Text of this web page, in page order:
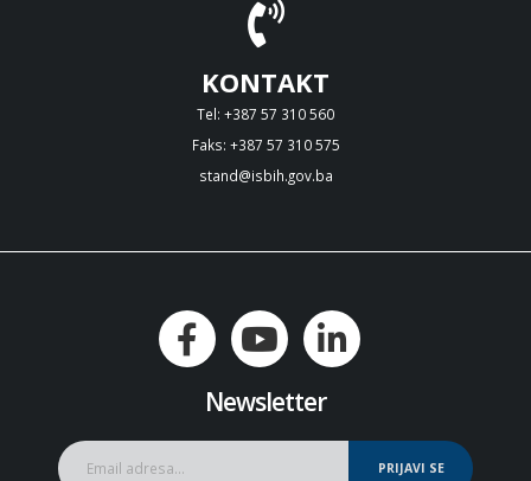
KONTAKT
Tel: +387 57 310 560
Faks: +387 57 310 575
stand@isbih.gov.ba
Newsletter
PRIJAVI SE